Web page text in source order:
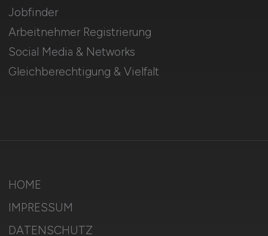
Jobfinder
Arbeitnehmer Registrierung
Social Media & Networks
Gleichberechtigung & Vielfalt
HOME
IMPRESSUM
DATENSCHUTZ